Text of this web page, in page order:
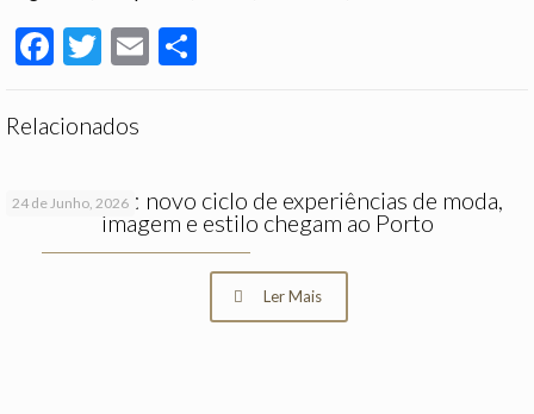
Facebook
Twitter
Email
Relacionados
24 de Junho, 2026
FASH_ON: novo ciclo de experiências de moda,
imagem e estilo chegam ao Porto
Ler Mais